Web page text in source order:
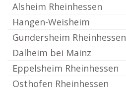
Alsheim Rheinhessen
Hangen-Weisheim
Gundersheim Rheinhessen
Dalheim bei Mainz
Eppelsheim Rheinhessen
Osthofen Rheinhessen